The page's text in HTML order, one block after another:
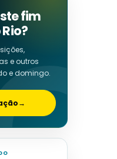
fim
e outros
e domingo.
→